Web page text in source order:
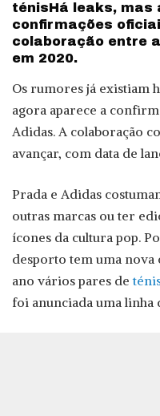
ténisHá leaks, mas
confirmações
colaboração entre
em 2020.
Os rumores já existiam
agora aparece a
Adidas. A colaboração
avançar, com data de
Prada e Adidas
outras marcas ou ter
ícones da cultura pop.
desporto tem uma nova
ano vários pares de
foi anunciada uma linha